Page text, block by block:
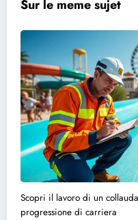
Sur le meme sujet
Scopri il lavoro di un
progressione di carriera